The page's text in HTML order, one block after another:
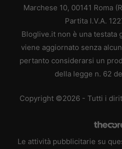
Marchese 10, 00141 Roma
Partita I.V.A.
Bloglive.it non è una testata
viene aggiornato senza
pertanto considerarsi un
della legge n. 62
Copyright ©2026 - Tutti i
Le attività pubblicitarie su